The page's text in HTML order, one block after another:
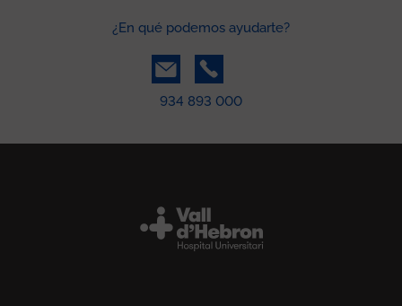
¿En qué podemos ayudarte?
934 893 000